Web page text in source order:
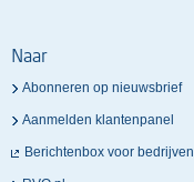
Naar
Abonneren op nieuwsbrief
Aanmelden klantenpanel
Berichtenbox voor bedrijven